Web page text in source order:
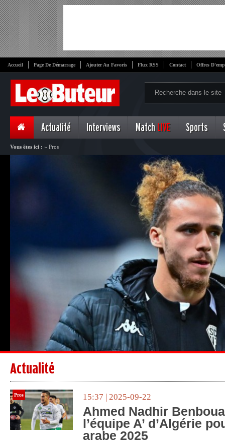
Accueil Page De Démarrage Ajouter Au Favoris Flux RSS Contact Offres
Actualité Interviews Match LIVE Sports
Vous êtes ici : » Pros
Actualité
Pros 15:37 | 2025-09-22
Ahmed Nadhir
l’équipe A’ d’Algérie
arabe 2025